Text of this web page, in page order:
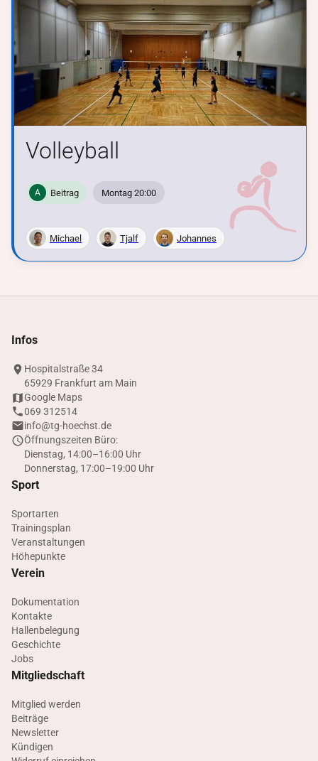
Volleyball
A Beitrag Montag 20:00
Michael Tjalf Johannes
Infos
Hospitalstraße 34
65929 Frankfurt am Main
Google Maps
069 312514
info@tg-hoechst.de
Öffnungszeiten Büro:
Dienstag, 14:00–16:00 Uhr
Donnerstag, 17:00–19:00 Uhr
Sport
Sportarten
Trainingsplan
Veranstaltungen
Höhepunkte
Verein
Dokumentation
Kontakte
Hallenbelegung
Geschichte
Jobs
Mitgliedschaft
Mitglied werden
Beiträge
Newsletter
Kündigen